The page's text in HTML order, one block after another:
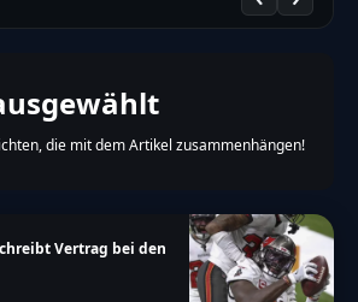
die mit dem Artikel zusammenhängen!
Vertrag bei den